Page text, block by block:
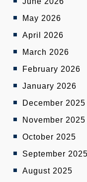
May 2026
April 2026
March 2026
February 2026
January 2026
December 2025
November 2025
October 2025
September 2025
August 2025